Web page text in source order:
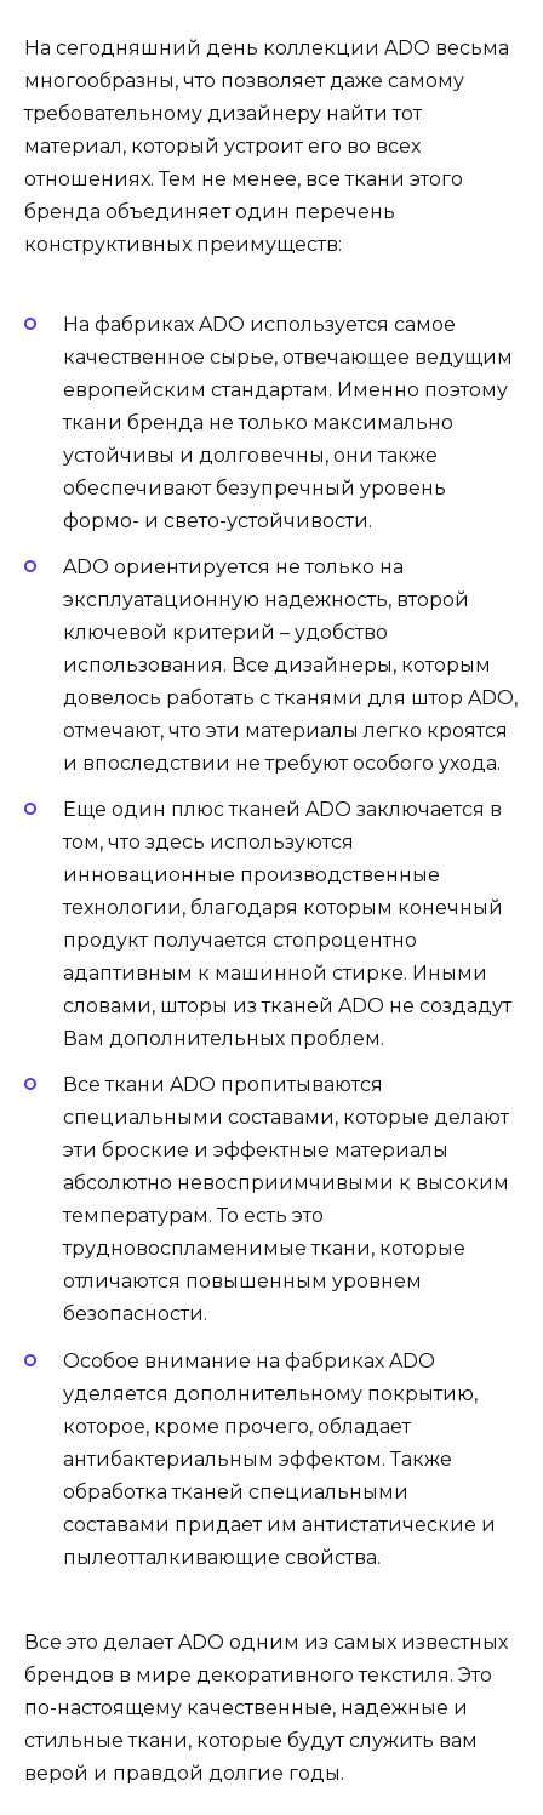
На сегодняшний день коллекции ADO весьма
многообразны, что позволяет даже самому
требовательному дизайнеру найти тот
материал, который устроит его во всех
отношениях. Тем не менее, все ткани этого
бренда объединяет один перечень
конструктивных преимуществ:
На фабриках ADO используется самое
качественное сырье, отвечающее ведущим
европейским стандартам. Именно поэтому
ткани бренда не только максимально
устойчивы и долговечны, они также
обеспечивают безупречный уровень
формо- и свето-устойчивости.
ADO ориентируется не только на
эксплуатационную надежность, второй
ключевой критерий – удобство
использования. Все дизайнеры, которым
довелось работать с тканями для штор ADO,
отмечают, что эти материалы легко кроятся
и впоследствии не требуют особого ухода.
Еще один плюс тканей ADO заключается в
том, что здесь используются
инновационные производственные
технологии, благодаря которым конечный
продукт получается стопроцентно
адаптивным к машинной стирке. Иными
словами, шторы из тканей ADO не создадут
Вам дополнительных проблем.
Все ткани ADO пропитываются
специальными составами, которые делают
эти броские и эффектные материалы
абсолютно невосприимчивыми к высоким
температурам. То есть это
трудновоспламенимые ткани, которые
отличаются повышенным уровнем
безопасности.
Особое внимание на фабриках ADO
уделяется дополнительному покрытию,
которое, кроме прочего, обладает
антибактериальным эффектом. Также
обработка тканей специальными
составами придает им антистатические и
пылеотталкивающие свойства.
Все это делает ADO одним из самых известных
брендов в мире декоративного текстиля. Это
по-настоящему качественные, надежные и
стильные ткани, которые будут служить вам
верой и правдой долгие годы.